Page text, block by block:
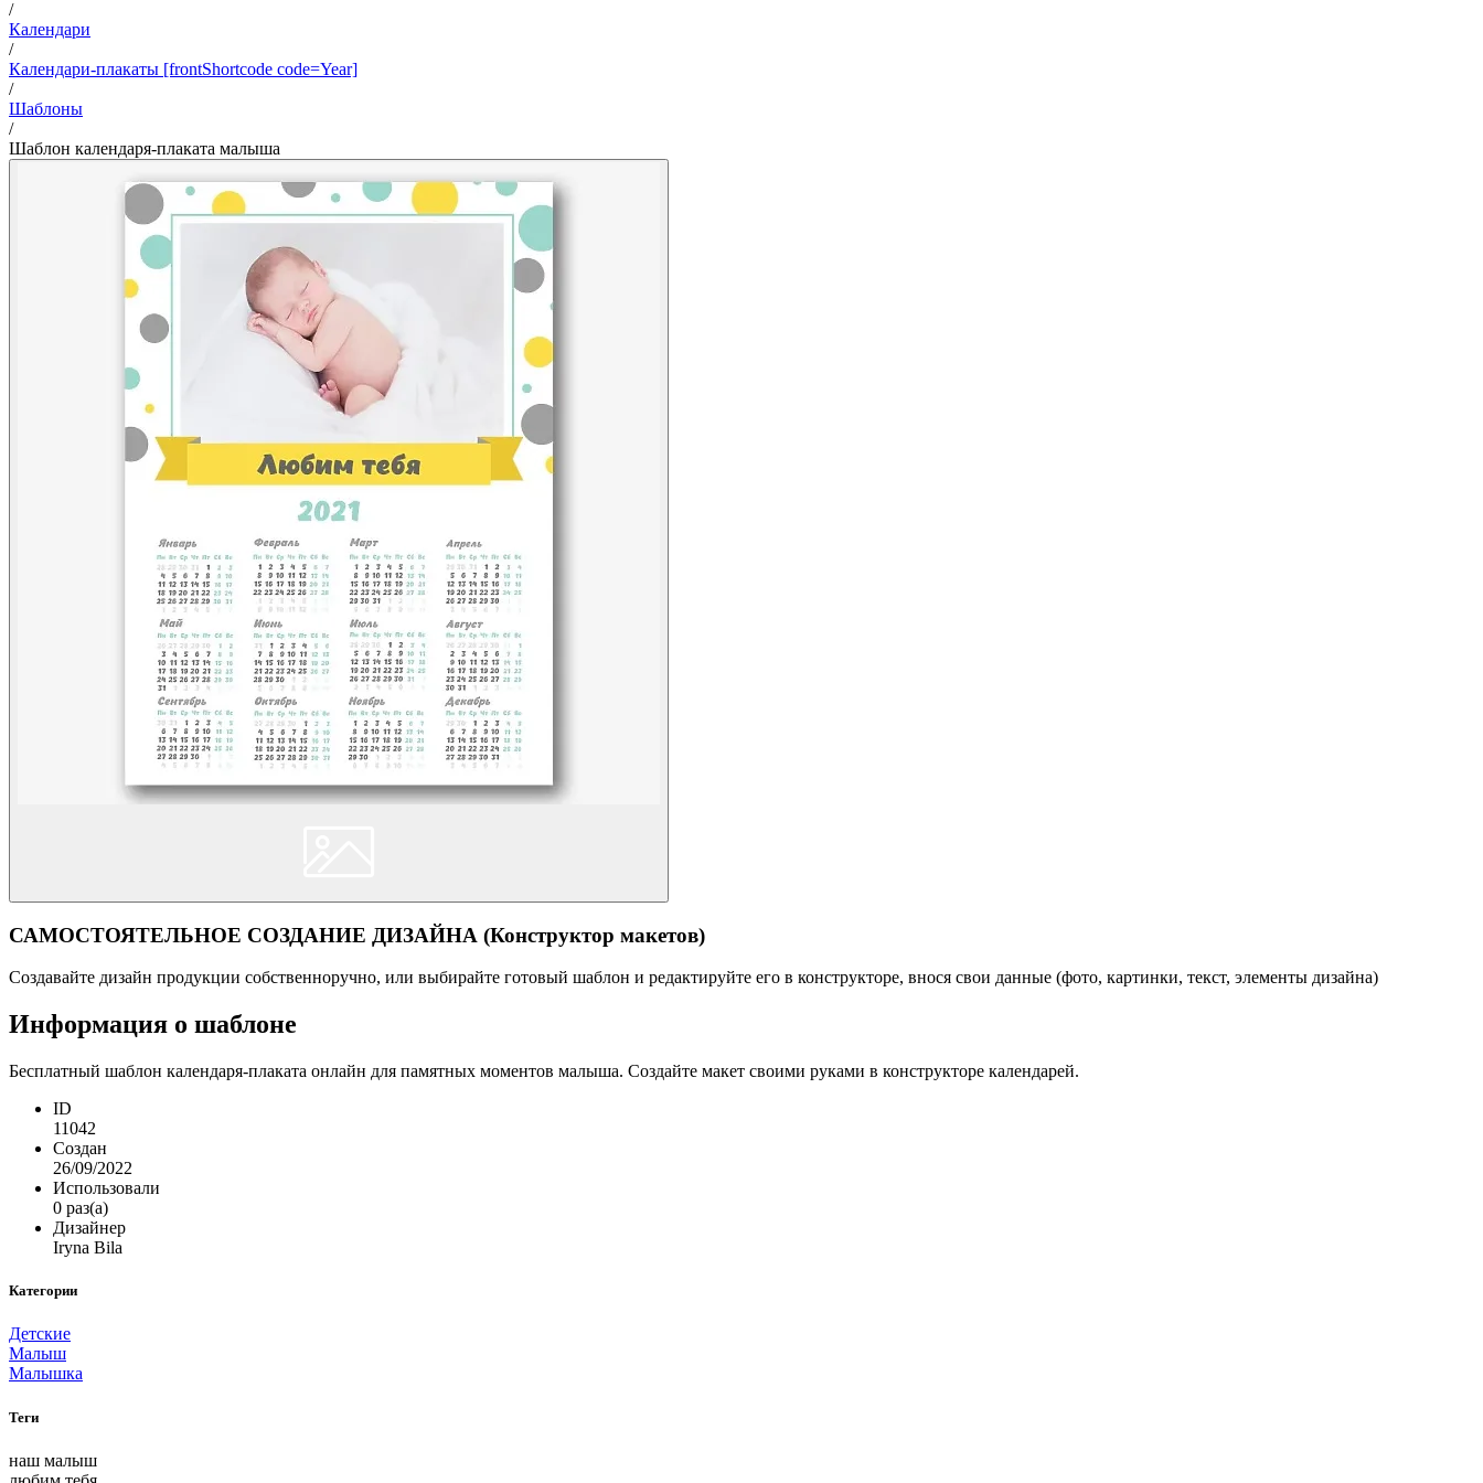
/
Календари
/
Календари-плакаты [frontShortcode code=Year]
/
Шаблоны
/
Шаблон календаря-плаката малыша
САМОСТОЯТЕЛЬНОЕ СОЗДАНИЕ ДИЗАЙНА (Конструктор макетов)
Создавайте дизайн продукции собственноручно, или выбирайте готовый шаблон и редактируйте его в конструкторе, внося свои данные (фото, картинки, текст, элементы дизайна)
Информация о шаблоне
Бесплатный шаблон календаря-плаката онлайн для памятных моментов малыша. Создайте макет своими руками в конструкторе календарей.
ID
11042
Создан
26/09/2022
Использовали
0 раз(а)
Дизайнер
Iryna Bila
Категории
Детские
Малыш
Малышка
Теги
наш малыш